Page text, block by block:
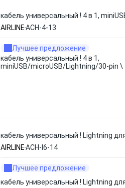
кабель универсальный ! 4 в 1,
AIRLINEACH-4-13
Лучшее предложение
кабель универсальный ! 4 в 1,
miniUSB/microUSB/Lightning/30-pin \
кабель универсальный ! Lightning
AIRLINEACH-I6-14
Лучшее предложение
кабель универсальный ! Lightning